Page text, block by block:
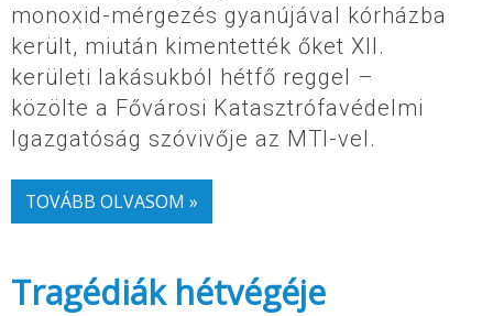
monoxid-mérgezés gyanújával kórházba
került, miután kimentették őket XII.
kerületi lakásukból hétfő reggel –
közölte a Fővárosi Katasztrófavédelmi
Igazgatóság szóvivője az MTI-vel.
TOVÁBB OLVASOM »
Tragédiák hétvégéje